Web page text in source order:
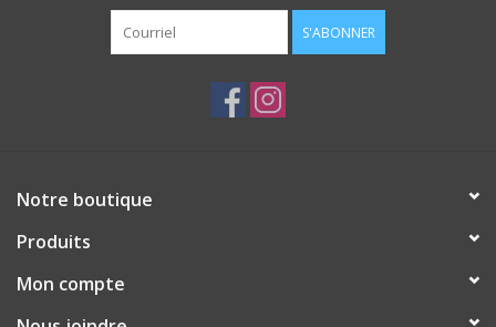
S'ABONNER
Notre boutique
Produits
Mon compte